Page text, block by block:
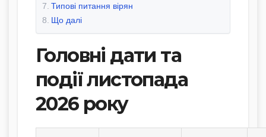
Типові питання вірян
Що далі
Головні дати та
події листопада
2026 року